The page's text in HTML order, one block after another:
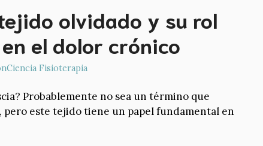
olvidado y su rol
el dolor crónico
Fisioterapia
Probablemente no sea un término que
pero este tejido tiene un papel fundamental en